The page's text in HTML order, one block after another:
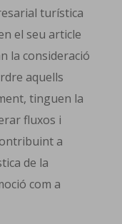
turística
el seu article
la consideració
aquells
tinguen la
fluxos i
a
de la
com a